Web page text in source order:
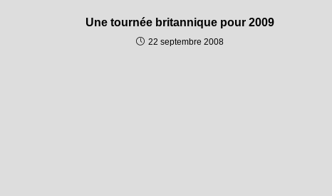
Une tournée britannique pour 2009
22 septembre 2008